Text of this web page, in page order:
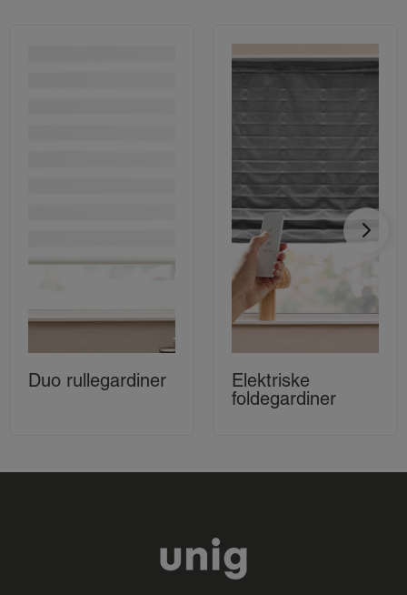
Duo rullegardiner
Elektriske
foldegardiner
Hvis du ønsker effektiv solafskærmning, så anbefaler vi at
lamelgardiner med mørklægning
Hos UNIG designer du selv dit nye lamelgardin, så det
passer perfekt til målene på dit vindue og matcher resten
af din boligindretning.
✓Farven på lamellerne.